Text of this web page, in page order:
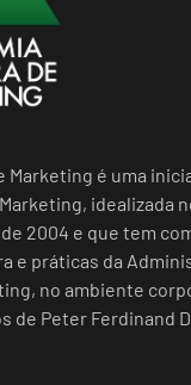
Marketing é uma
idealizada
2004 e que tem
e práticas da
no ambiente
de Peter Ferdinand